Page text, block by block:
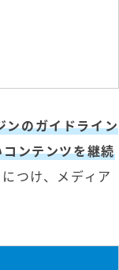
ンのガイドライン
ンテンツを継続
つけ、メディア